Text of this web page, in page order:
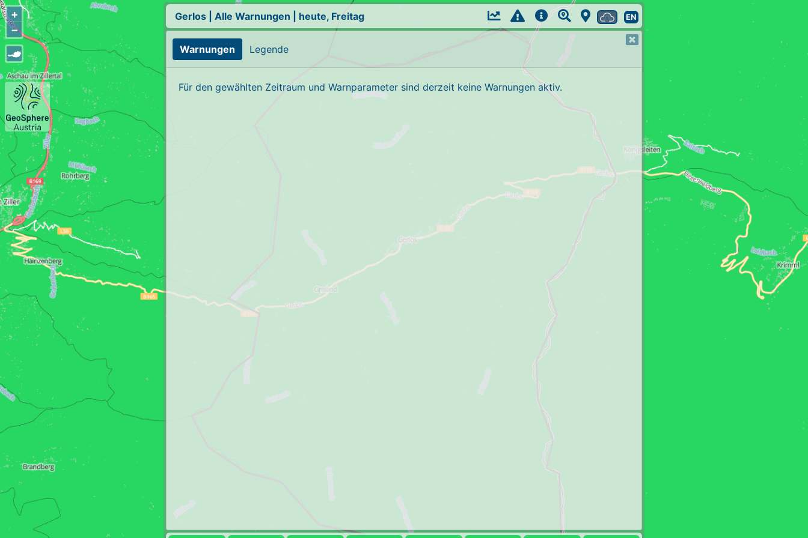
+
−
Gerlos Alle Warnungen heute, Freitag EN
Warnungen Legende
Für den gewählten Zeitraum und Warnparameter sind derzeit keine Warnungen aktiv.